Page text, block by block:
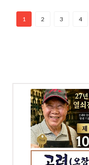
1 2 3 4
예본교회
전화: 416-858-
4258 Bloor St
Etobicoke, ON
고려 오창우 한